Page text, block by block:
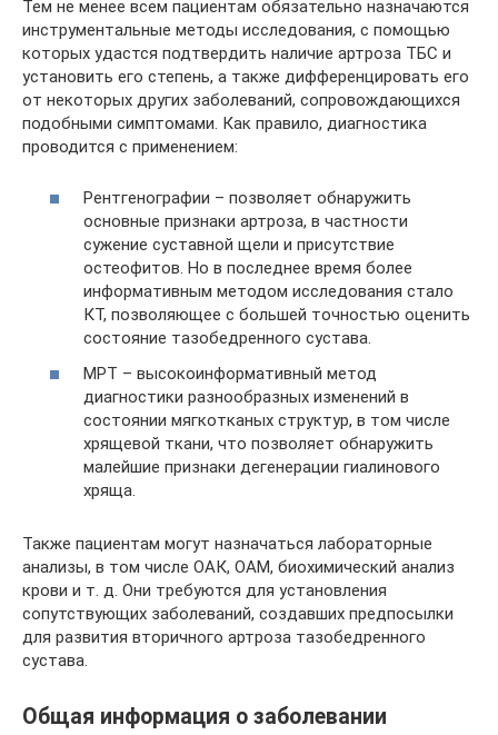
Тем не менее всем пациентам обязательно назначаются
инструментальные методы исследования, с помощью
которых удастся подтвердить наличие артроза ТБС и
установить его степень, а также дифференцировать его
от некоторых других заболеваний, сопровождающихся
подобными симптомами. Как правило, диагностика
проводится с применением:
Рентгенографии – позволяет обнаружить
основные признаки артроза, в частности
сужение суставной щели и присутствие
остеофитов. Но в последнее время более
информативным методом исследования стало
КТ, позволяющее с большей точностью оценить
состояние тазобедренного сустава.
МРТ – высокоинформативный метод
диагностики разнообразных изменений в
состоянии мягкотканых структур, в том числе
хрящевой ткани, что позволяет обнаружить
малейшие признаки дегенерации гиалинового
хряща.
Также пациентам могут назначаться лабораторные
анализы, в том числе ОАК, ОАМ, биохимический анализ
крови и т. д. Они требуются для установления
сопутствующих заболеваний, создавших предпосылки
для развития вторичного артроза тазобедренного
сустава.
Общая информация о заболевании